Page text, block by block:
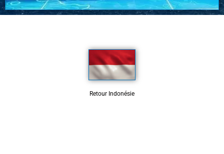
Retour Indonésie